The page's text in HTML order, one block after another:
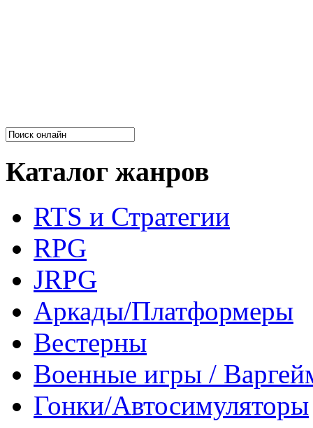
Каталог жанров
RTS и Стратегии
RPG
JRPG
Аркады/Платформеры
Вестерны
Военные игры /
Гонки/Автосимуляторы